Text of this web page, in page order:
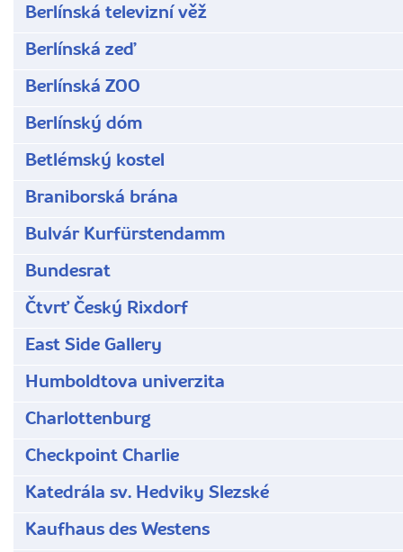
Berlínská televizní věž
Berlínská zeď
Berlínská ZOO
Berlínský dóm
Betlémský kostel
Braniborská brána
Bulvár Kurfürstendamm
Bundesrat
Čtvrť Český Rixdorf
East Side Gallery
Humboldtova univerzita
Charlottenburg
Checkpoint Charlie
Katedrála sv. Hedviky Slezské
Kaufhaus des Westens